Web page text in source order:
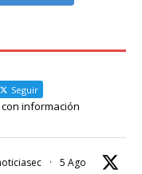
Seguir
información
· 5 Ago